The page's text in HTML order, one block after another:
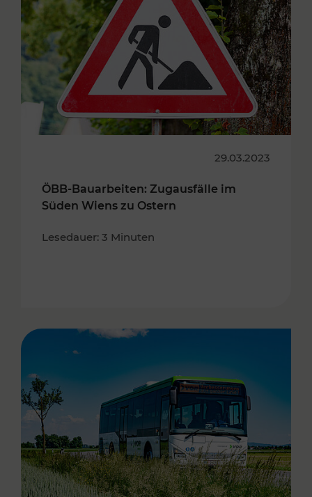
29.03.2023
ÖBB-Bauarbeiten: Zugausfälle im
Süden Wiens zu Ostern
Lesedauer: 3 Minuten